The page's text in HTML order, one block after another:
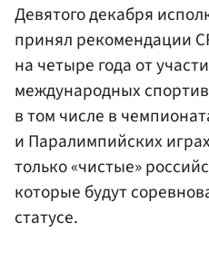
Девятого декабря
принял рекомендации
на четыре года от
международных
в том числе в
и Паралимпийских
только «чистые»
которые будут
статусе.